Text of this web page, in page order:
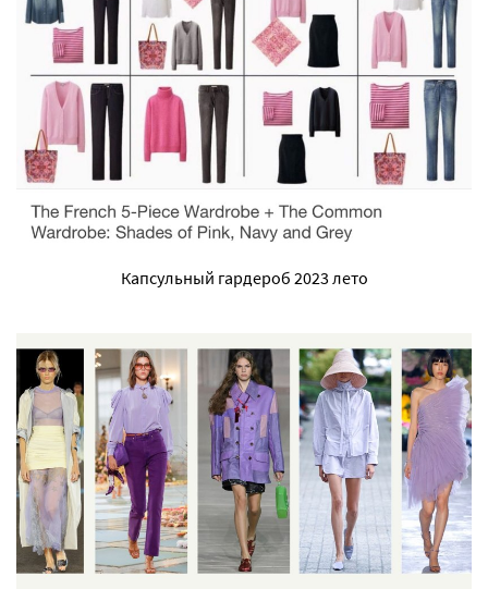
Капсульный гардероб 2023 лето